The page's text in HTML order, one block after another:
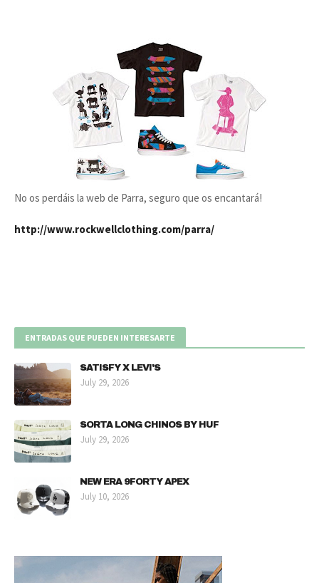
No os perdáis la web de Parra, seguro que os encantará!
http://www.rockwellclothing.com/parra/
ENTRADAS QUE PUEDEN INTERESARTE
SATISFY X LEVI'S
July 29, 2026
SORTA LONG CHINOS BY HUF
July 29, 2026
NEW ERA 9FORTY APEX
July 10, 2026